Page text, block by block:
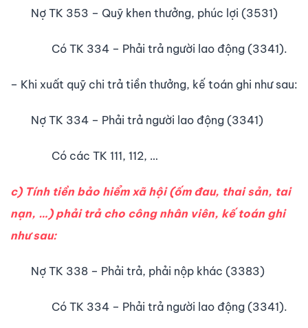
Nợ TK 353 – Quỹ khen thưởng, phúc lợi (3531)
Có TK 334 – Phải trả người lao động (3341).
– Khi xuất quỹ chi trả tiền thưởng, kế toán ghi như sau:
Nợ TK 334 – Phải trả người lao động (3341)
Có các TK 111, 112, …
c) Tính tiền bảo hiểm xã hội (ốm đau, thai sản, tai
nạn, …) phải trả cho công nhân viên, kế toán ghi
như sau:
Nợ TK 338 – Phải trả, phải nộp khác (3383)
Có TK 334 – Phải trả người lao động (3341).